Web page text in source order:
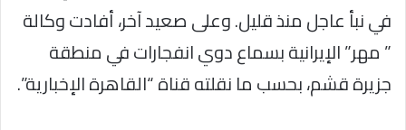
في نبأ عاجل منذ قليل. وعلى صعيد آخر، أفادت وكالة
” مهر” الإيرانية بسماع دوي انفجارات في منطقة
جزيرة قشم، بحسب ما نقلته قناة “القاهرة الإخبارية”.